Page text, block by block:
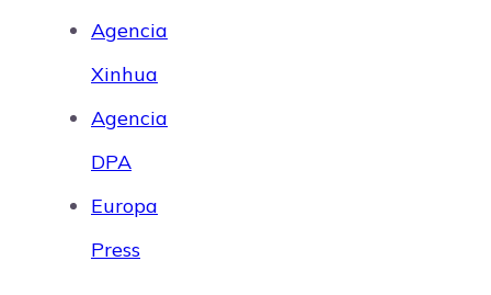
Agencia
Xinhua
Agencia
DPA
Europa
Press